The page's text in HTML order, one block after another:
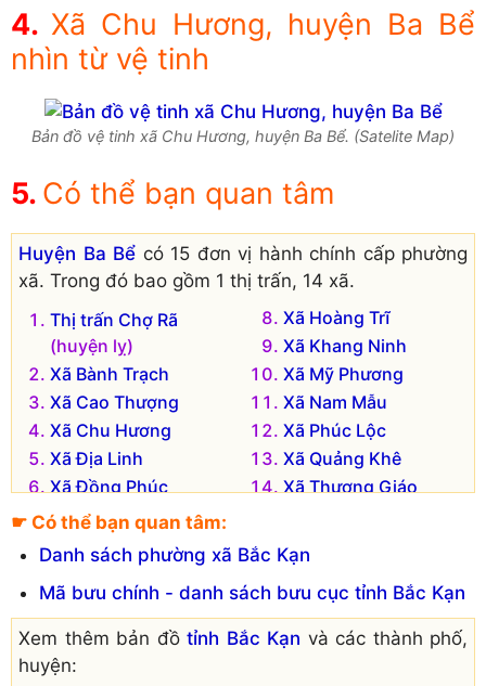
Xã Chu Hương, huyện Ba Bể
nhìn từ vệ tinh
Bản đồ vệ tinh xã Chu Hương, huyện Ba Bể. (Satelite Map)
Có thể bạn quan tâm
Huyện Ba Bể có 15 đơn vị hành chính cấp phường
xã. Trong đó bao gồm 1 thị trấn, 14 xã.
Thị trấn Chợ Rã
(huyện lỵ)
Xã Bành Trạch
Xã Cao Thượng
Xã Chu Hương
Xã Địa Linh
Xã Đồng Phúc
Xã Hà Hiệu
Xã Hoàng Trĩ
Xã Khang Ninh
Xã Mỹ Phương
Xã Nam Mẫu
Xã Phúc Lộc
Xã Quảng Khê
Xã Thượng Giáo
Đơn vị hành chính cũ hiện không còn tồn tại là:
Xã Cao Trĩ
☛ Có thể bạn quan tâm:
Danh sách phường xã Bắc Kạn
Mã bưu chính - danh sách bưu cục tỉnh Bắc Kạn
Xem thêm bản đồ tỉnh Bắc Kạn và các thành phố,
huyện: